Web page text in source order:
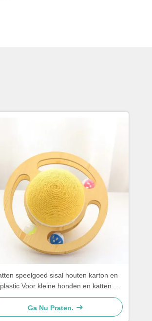
speelgoed sisal houten karton en
plastic Voor kleine honden en katten
Eenvoudig en praktisch
Ga Nu Praten.